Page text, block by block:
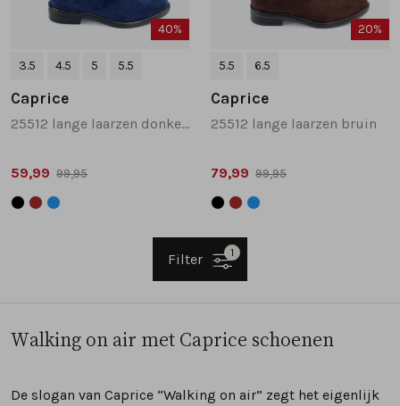
40%
3.5 4.5 5 5.5
Caprice
25512 lange laarzen donkerblauw
59,99 99,95
20%
5.5 6.5
Caprice
25512 lange laarzen bruin
79,99 99,95
1
Filter
Walking on air met Caprice schoenen
De slogan van Caprice “Walking on air” zegt het eigenlijk